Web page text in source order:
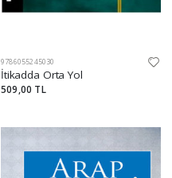
9786055245030
İtikadda Orta Yol
509,00 TL